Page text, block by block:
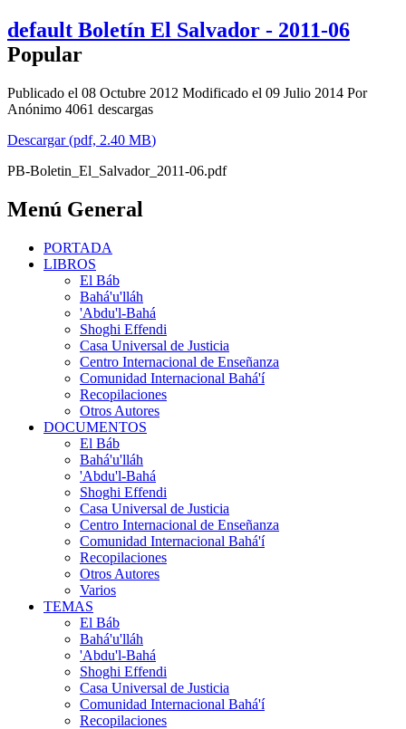
default Boletín El Salvador - 2011-06
Popular
Publicado el 08 Octubre 2012 Modificado el 09 Julio 2014 Por
Anónimo 4061 descargas
Descargar(pdf, 2.40 MB)
PB-Boletin_El_Salvador_2011-06.pdf
Menú General
PORTADA
LIBROS
El Báb
Bahá'u'lláh
'Abdu'l-Bahá
Shoghi Effendi
Casa Universal de Justicia
Centro Internacional de Enseñanza
Comunidad Internacional Bahá'í
Recopilaciones
Otros Autores
DOCUMENTOS
El Báb
Bahá'u'lláh
'Abdu'l-Bahá
Shoghi Effendi
Casa Universal de Justicia
Centro Internacional de Enseñanza
Comunidad Internacional Bahá'í
Recopilaciones
Otros Autores
Varios
TEMAS
El Báb
Bahá'u'lláh
'Abdu'l-Bahá
Shoghi Effendi
Casa Universal de Justicia
Comunidad Internacional Bahá'í
Recopilaciones